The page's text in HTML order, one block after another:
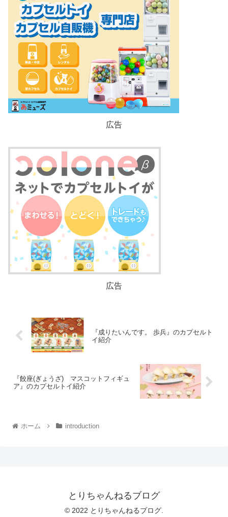
広告
広告
『成りたいんです。 歩兵』のカプセルト
イ紹介
『餃座(ぎょうざ) マスコットフィギュ
ア』のカプセルトイ紹介
ホーム introduction
とりちゃんねるブログ
© 2022 とりちゃんねるブログ.